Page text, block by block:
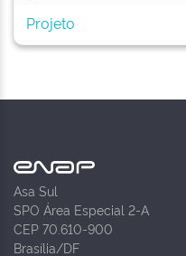
Projeto
Asa Sul
SPO Área Especial 2-A
CEP 70.610-900
Brasília/DF